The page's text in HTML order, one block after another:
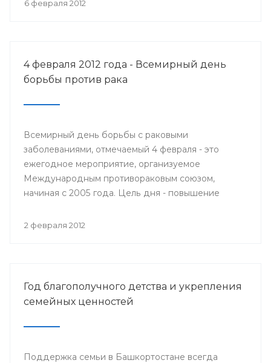
6 февраля 2012
4 февраля 2012 года - Всемирный день
борьбы против рака
Всемирный день борьбы с раковыми
заболеваниями, отмечаемый 4 февраля - это
ежегодное мероприятие, организуемое
Международным противораковым союзом,
начиная с 2005 года. Цель дня - повышение
онкологических заболеваниях, их
2 февраля 2012
Год благополучного детства и укрепления
семейных ценностей
Поддержка семьи в Башкортостане всегда